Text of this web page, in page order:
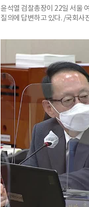
윤석열 검찰총장이 22일 서울
질의에 답변하고 있다. /국회사